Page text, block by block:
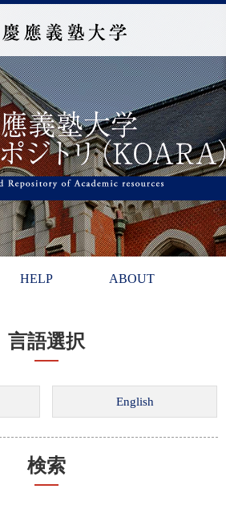
HELP ABOUT
言語選択
検索